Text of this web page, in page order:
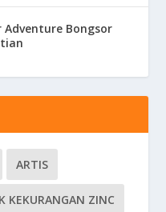
Adventure Bongsor
ARTIS
KEKURANGAN ZINC